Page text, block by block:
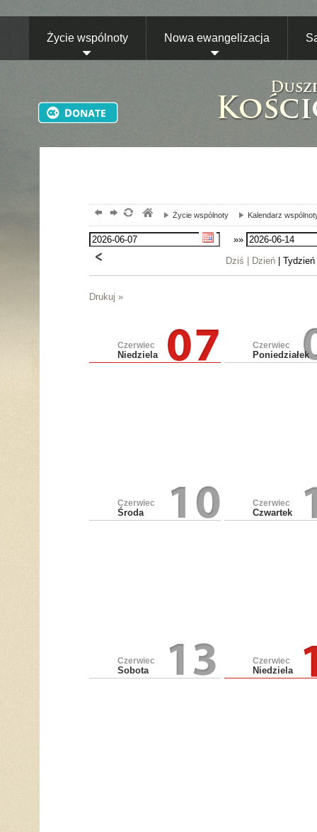
Życie wspólnoty Nowa ewangelizacja
Życie wspólnoty Kalendarz
»»
Dziś |
Dzień |
Drukuj »
Czerwiec
Niedziela
Czerwiec
Poniedziałek
Czerwiec
Środa
Czerwiec
Czwartek
Czerwiec
Sobota
Czerwiec
Niedziela